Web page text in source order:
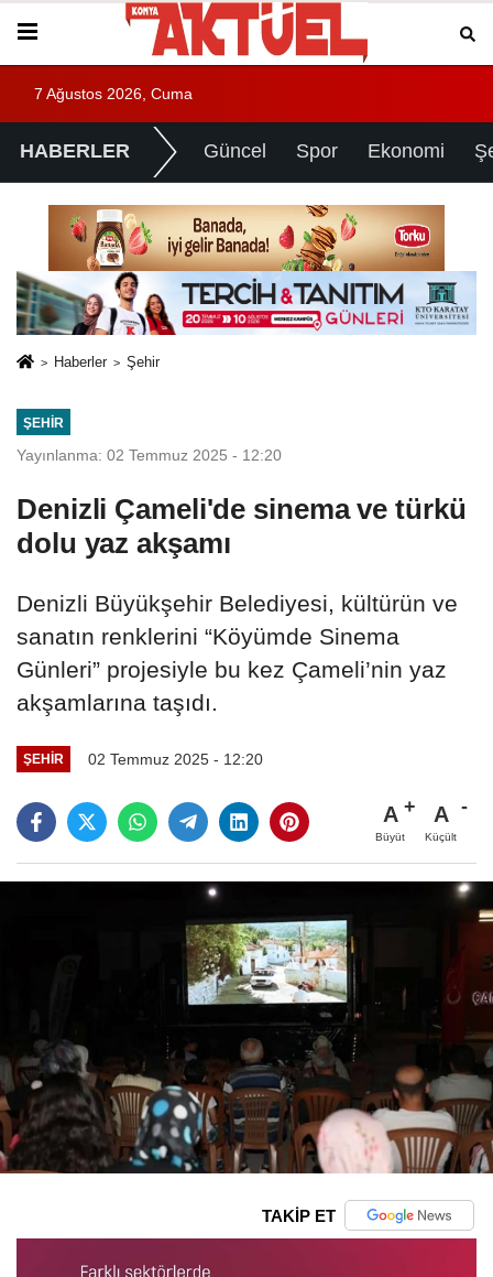
7 Ağustos 2026, Cuma
HABERLER Güncel Spor Ekonomi
Haberler Şehir
ŞEHIR
Yayınlanma: 02 Temmuz 2025 - 12:20
Denizli Çameli'de sinema ve türkü
dolu yaz akşamı
Denizli Büyükşehir Belediyesi, kültürün ve
sanatın renklerini “Köyümde Sinema
Günleri” projesiyle bu kez Çameli’nin yaz
akşamlarına taşıdı.
ŞEHIR 02 Temmuz 2025 - 12:20
A
Büyüt
A
Küçült
TAKİP ET